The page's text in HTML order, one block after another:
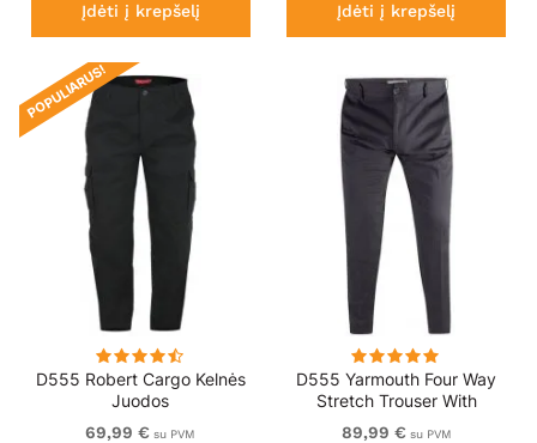
Įdėti į krepšelį Įdėti į krepšelį
D555 Robert Cargo Kelnės
Juodos
POPULIARUS!
69,99 € su PVM
D555 Yarmouth Four Way
Stretch Trouser With
Flexible Waistband Black
89,99 € su PVM